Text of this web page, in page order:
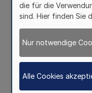
die für die
sind. Hier finden Sie
Nur notwendige
Alle Cookies